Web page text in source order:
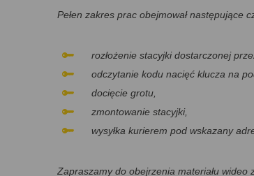
Pełen zakres prac obejmował następujące
rozłożenie stacyjki dostarczonej
odczytanie kodu nacięć klucza na
docięcie grotu,
zmontowanie stacyjki,
wysyłka kurierem pod wskazany
Zapraszamy do obejrzenia materiału wideo